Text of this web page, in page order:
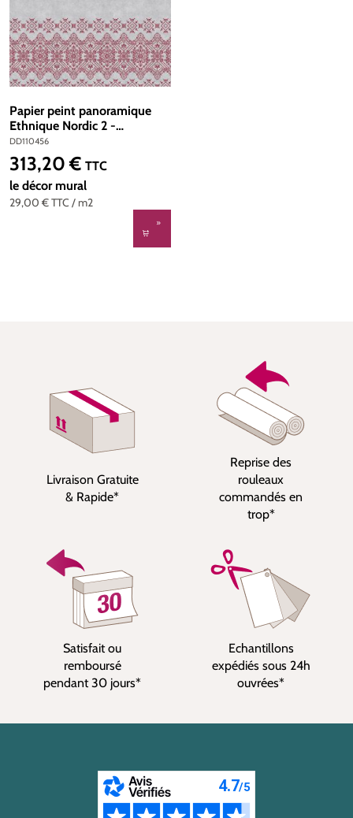
Papier peint panoramique
Ethnique Nordic 2 -
Référence DD110456 -
Intissé 200g/m2 - Standard
400 x 270
DD110456
29,00 €TTC / m2
Prix régulier :
313,20 € TTC
le décor mural
Livraison Gratuite
& Rapide*
Reprise des
rouleaux
commandés en
trop*
Satisfait ou
remboursé
pendant 30 jours*
Echantillons
expédiés sous 24h
ouvrées*